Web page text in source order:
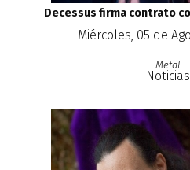
Decessus firma contrato
Miércoles, 05 de
Metal
Noticias